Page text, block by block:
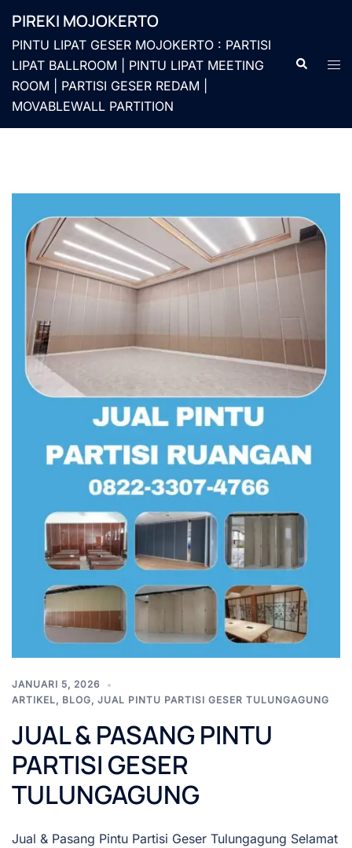
kePIREKI MOJOKERTO
PINTU LIPAT GESER MOJOKERTO : PARTISI
LIPAT BALLROOM | PINTU LIPAT MEETING
ROOM | PARTISI GESER REDAM |
MOVABLEWALL PARTITION
Cari
JANUARI 5, 2026
ARTIKEL, BLOG, JUAL PINTU PARTISI GESER TULUNGAGUNG
JUAL & PASANG PINTU
PARTISI GESER
TULUNGAGUNG
Jual & Pasang Pintu Partisi Geser Tulungagung Selamat